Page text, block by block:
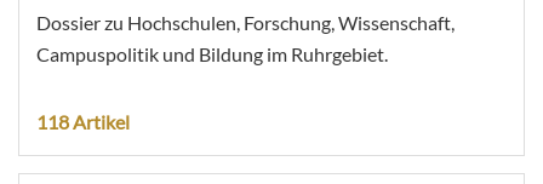
Dossier zu Hochschulen, Forschung, Wissenschaft,
Campuspolitik und Bildung im Ruhrgebiet.
118 Artikel